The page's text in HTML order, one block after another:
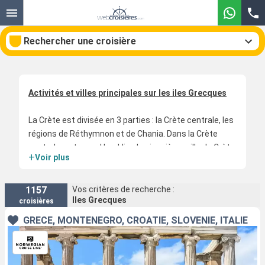
Rechercher une croisière
Mois de départ
Ports
Rechercher
Activités et villes principales sur les iles Grecques
La Crète est divisée en 3 parties : la Crète centrale, les
régions de Réthymnon et de Chania. Dans la Crète
centrale se trouve Heraklion la cinquième ville de Crète.
Heraklion est une ville très animée avec des cafés et
archéologique est le second de Grèce. La ville de
Réthymnon comprend un port pittoresque dominé par
une jolie forteresse Vénitienne qui sert de décor à de
nombreux spectacles courant la saison estivale. Il
était jadis destiné à protéger la population des
attaques des pirates. Chania est une jolie ville mêlant
+Voir plus
1157
croisières
Vos critères de recherche :
Iles Grecques
GRÈCE, MONTÉNÉGRO, CROATIE, SLOVÉNIE, ITALIE